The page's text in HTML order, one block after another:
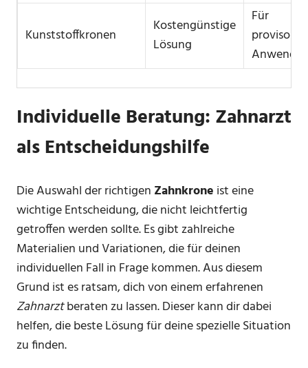
Kunststoffkronen
Kostengünstige
Lösung
Für
Individuelle Beratung: Zahnarzt
als Entscheidungshilfe
Die Auswahl der richtigen Zahnkrone ist eine
wichtige Entscheidung, die nicht leichtfertig
getroffen werden sollte. Es gibt zahlreiche
Materialien und Variationen, die für deinen
individuellen Fall in Frage kommen. Aus diesem
Grund ist es ratsam, dich von einem erfahrenen
Zahnarztberaten zu lassen. Dieser kann dir dabei
helfen, die beste Lösung für deine spezielle Situation
zu finden.